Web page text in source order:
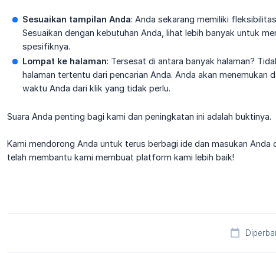
Sesuaikan tampilan Anda: Anda sekarang memiliki
Sesuaikan dengan kebutuhan Anda, lihat lebih banyak untuk
spesifiknya.
Lompat ke halaman: Tersesat di antara banyak halaman?
halaman tertentu dari pencarian Anda. Anda akan
waktu Anda dari klik yang tidak perlu.
Suara Anda penting bagi kami dan peningkatan ini adalah buktinya.
Kami mendorong Anda untuk terus berbagi ide dan masukan
telah membantu kami membuat platform kami lebih baik!